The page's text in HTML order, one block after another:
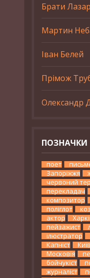
Брати
Мартин
Іван Белей
Прімож
Олександр
ПОЗНАЧКИ
поет
Запоріжжя
червоний
перекладач
композитор
поліглот
актор
пейзажист
ілюстратор
Капніст
Московія
бойчукіст
журналіст